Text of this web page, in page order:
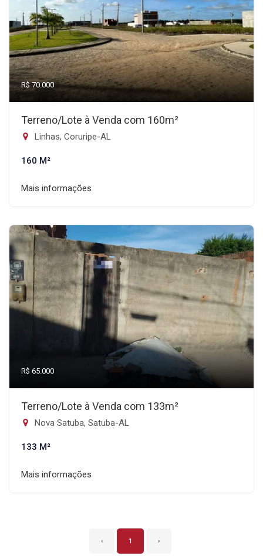
R$ 70.000
Terreno/Lote à Venda com 160m²
Linhas, Coruripe-AL
160 M²
Mais informações
R$ 65.000
Terreno/Lote à Venda com 133m²
Nova Satuba, Satuba-AL
133 M²
Mais informações
‹ 1 ›